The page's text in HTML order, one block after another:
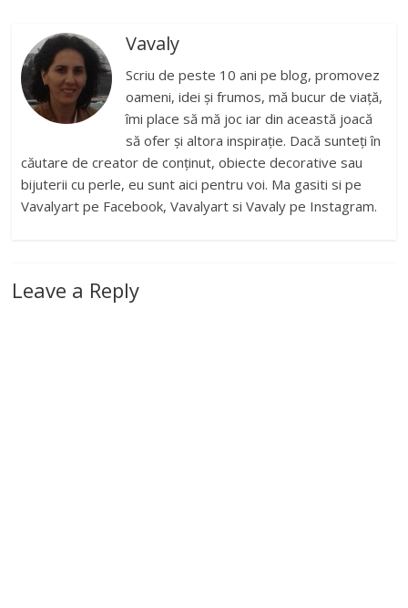
Vavaly
Scriu de peste 10 ani pe blog, promovez
oameni, idei și frumos, mă bucur de viață,
îmi place să mă joc iar din această joacă
să ofer și altora inspirație. Dacă sunteți în
căutare de creator de conținut, obiecte decorative sau
bijuterii cu perle, eu sunt aici pentru voi. Ma gasiti si pe
Vavalyart pe Facebook, Vavalyart si Vavaly pe Instagram.
Leave a Reply